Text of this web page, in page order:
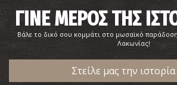
ΓΙΝΕ ΜΕΡΟΣ ΤΗΣ
Βάλε το δικό σου κομμάτι στο μωσαϊκό
Λακωνίας!
Στείλε μας την